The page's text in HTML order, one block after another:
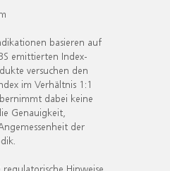
basieren auf
emittierten Index-
versuchen den
im Verhältnis 1:1
dabei keine
Genauigkeit,
der